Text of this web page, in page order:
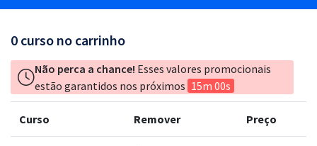
0 curso no carrinho
Não perca a chance! Esses valores promocionais
estão garantidos nos próximos 15m 00s
Curso Remover Preço